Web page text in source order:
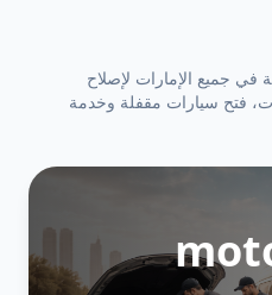
متنقلة 24 ساعة في جميع الإمارات لإصلاح
فتح سيارات مقفلة وخدمة